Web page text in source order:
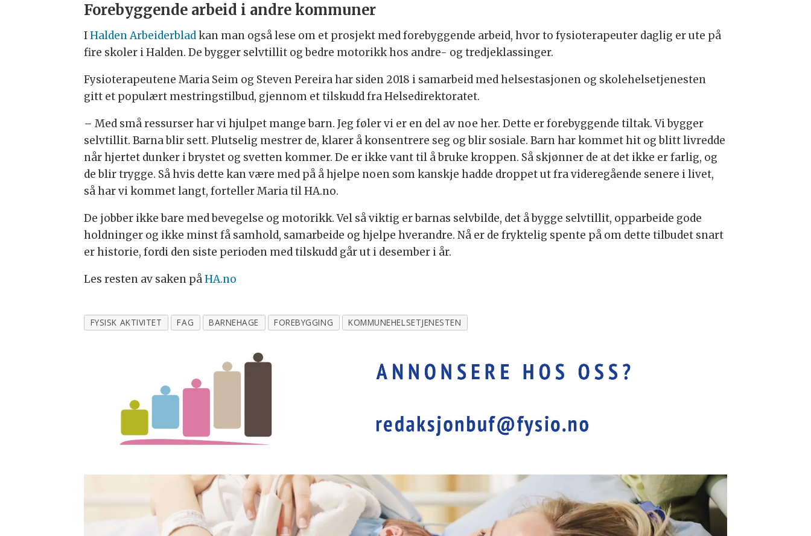
Forebyggende arbeid i andre kommuner
IHalden Arbeiderbladkan man også lese om et prosjekt med forebyggende arbeid, hvor to fysioterapeuter daglig er ute på
fire skoler i Halden. De bygger selvtillit og bedre motorikk hos andre- og tredjeklassinger.
Fysioterapeutene Maria Seim og Steven Pereira har siden 2018 i samarbeid med helsestasjonen og skolehelsetjenesten
gitt et populært mestringstilbud, gjennom et tilskudd fra Helsedirektoratet.
– Med små ressurser har vi hjulpet mange barn. Jeg føler vi er en del av noe her. Dette er forebyggende tiltak. Vi bygger
selvtillit. Barna blir sett. Plutselig mestrer de, klarer å konsentrere seg og blir sosiale. Barn har kommet hit og blitt livredde
når hjertet dunker i brystet og svetten kommer. De er ikke vant til å bruke kroppen. Så skjønner de at det ikke er farlig, og
de blir trygge. Så hvis dette kan være med på å hjelpe noen som kanskje hadde droppet ut fra videregående senere i livet,
så har vi kommet langt, forteller Maria til HA.no.
De jobber ikke bare med bevegelse og motorikk. Vel så viktig er barnas selvbilde, det å bygge selvtillit, opparbeide gode
holdninger og ikke minst få samhold, samarbeide og hjelpe hverandre. Nå er de fryktelig spente på om dette tilbudet snart
er historie, fordi den siste perioden med tilskudd går ut i desember i år.
Les resten av saken påHA.no
FYSISK AKTIVITET FAG BARNEHAGE FOREBYGGING KOMMUNEHELSETJENESTEN